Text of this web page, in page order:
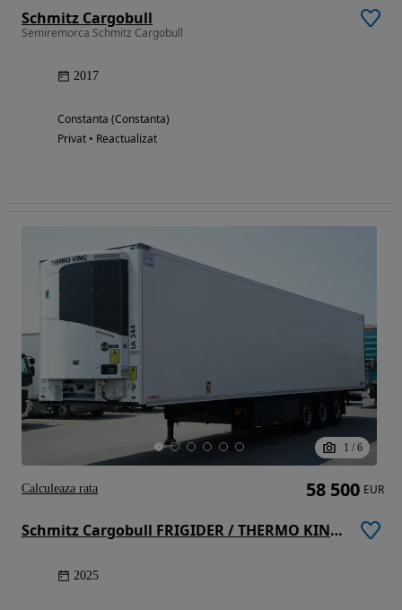
Schmitz Cargobull
Semiremorca Schmitz Cargobull
2017
Constanta (Constanta)
Privat • Reactualizat
1 / 6
Schmitz Cargobull FRIGIDER / THERMO KING SLX 300 / DOPPELSTOCK / 2025
2025
58 500 EUR
Calculeaza rata